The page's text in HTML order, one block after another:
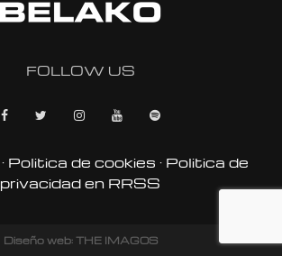
FOLLOW US
· Politica de cookies · Politica de
privacidad en RRSS
Diseño web: THE IMAGOS